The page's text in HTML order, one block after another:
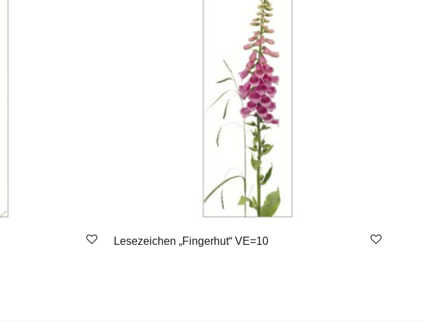
Lesezeichen „Fingerhut“ VE=10